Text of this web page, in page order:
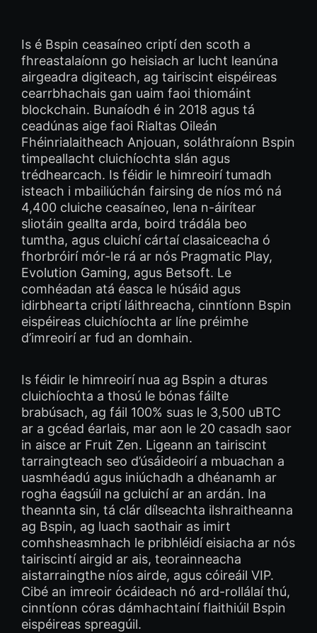
Is é Bspin ceasaíneo criptí den scoth a
fhreastalaíonn go heisiach ar lucht leanúna
airgeadra digiteach, ag tairiscint eispéireas
cearrbhachais gan uaim faoi thiomáint
blockchain. Bunaíodh é in 2018 agus tá
ceadúnas aige faoi Rialtas Oileán
Fhéinrialaitheach Anjouan, soláthraíonn Bspin
timpeallacht cluichíochta slán agus
trédhearcach. Is féidir le himreoirí tumadh
isteach i mbailiúchán fairsing de níos mó ná
4,400 cluiche ceasaíneo, lena n-áirítear
sliotáin geallta arda, boird trádála beo
tumtha, agus cluichí cártaí clasaiceacha ó
fhorbróirí mór-le rá ar nós Pragmatic Play,
Evolution Gaming, agus Betsoft. Le
comhéadan atá éasca le húsáid agus
idirbhearta criptí láithreacha, cinntíonn Bspin
eispéireas cluichíochta ar líne préimhe
d’imreoirí ar fud an domhain.
Is féidir le himreoirí nua ag Bspin a dturas
cluichíochta a thosú le bónas fáilte
brabúsach, ag fáil 100% suas le 3,500 uBTC
ar a gcéad éarlais, mar aon le 20 casadh saor
in aisce ar Fruit Zen. Ligeann an tairiscint
tarraingteach seo d’úsáideoirí a mbuachan a
uasmhéadú agus iniúchadh a dhéanamh ar
rogha éagsúil na gcluichí ar an ardán. Ina
theannta sin, tá clár dílseachta ilshraitheanna
ag Bspin, ag luach saothair as imirt
comhsheasmhach le pribhléidí eisiacha ar nós
tairiscintí airgid ar ais, teorainneacha
aistarraingthe níos airde, agus cóireáil VIP.
Cibé an imreoir ócáideach nó ard-rollálaí thú,
cinntíonn córas dámhachtainí flaithiúil Bspin
eispéireas spreagúil.